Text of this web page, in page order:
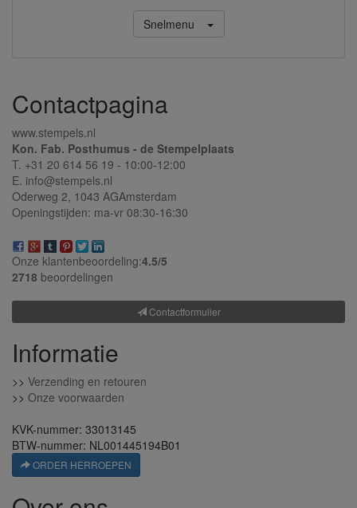
Snelmenu
Contactpagina
www.stempels.nl
Kon. Fab. Posthumus - de Stempelplaats
T. +31 20 614 56 19 - 10:00-12:00
E. info@stempels.nl
Oderweg 2, 1043 AGAmsterdam
Openingstijden: ma-vr 08:30-16:30
Onze klantenbeoordeling:4.5/5
2718 beoordelingen
Contactformulier
Informatie
>> Verzending en retouren
>> Onze voorwaarden
KVK-nummer: 33013145
BTW-nummer: NL001445194B01
ORDER HERROEPEN